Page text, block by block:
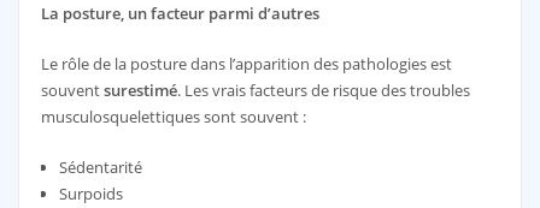
La posture, un facteur parmi d’autres
Le rôle de la posture dans l’apparition des pathologies est
souventsurestimé. Les vrais facteurs de risque des troubles
musculosquelettiques sont souvent :
Sédentarité
Surpoids